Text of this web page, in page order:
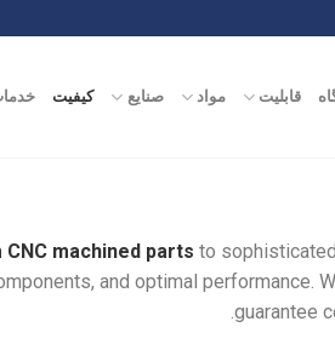
قابلیت مواد صنایع کیفیت
CNC machined parts to
and optimal performance.
guarantee